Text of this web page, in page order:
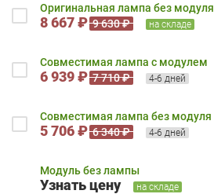
Оригинальная лампа без модуля
8 667 ₽ 9 630 ₽ на складе
Совместимая лампа с модулем
6 939 ₽ 7 710 ₽ 4-6 дней
Совместимая лампа без модуля
5 706 ₽ 6 340 ₽ 4-6 дней
Модуль без лампы
Узнать цену на складе